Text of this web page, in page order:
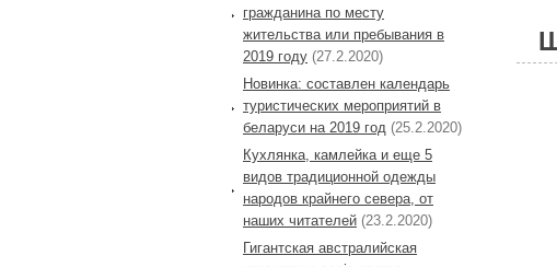
гражданина по месту
жительства или пребывания в
2019 году (27.2.2020)
Новинка: составлен календарь
туристических мероприятий в
беларуси на 2019 год (25.2.2020)
Кухлянка, камлейка и еще 5
видов традиционной одежды
народов крайнего севера, от
наших читателей (23.2.2020)
Гигантская австралийская